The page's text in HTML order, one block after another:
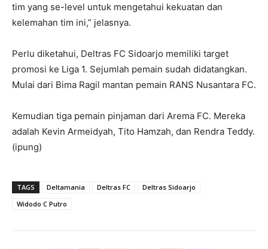
tim yang se-level untuk mengetahui kekuatan dan
kelemahan tim ini,” jelasnya.
Perlu diketahui, Deltras FC Sidoarjo memiliki target
promosi ke Liga 1. Sejumlah pemain sudah didatangkan.
Mulai dari Bima Ragil mantan pemain RANS Nusantara FC.
Kemudian tiga pemain pinjaman dari Arema FC. Mereka
adalah Kevin Armeidyah, Tito Hamzah, dan Rendra Teddy.
(ipung)
TAGS Deltamania Deltras FC
Deltras Sidoarjo
Widodo C Putro